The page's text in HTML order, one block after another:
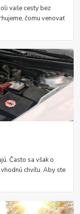
vaše cesty bez
čomu venovať
Často sa však o
chvíľu. Aby ste